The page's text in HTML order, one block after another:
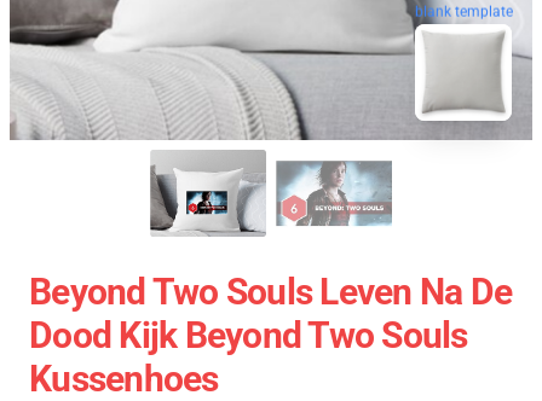
blank template
Beyond Two Souls Leven Na De
Dood Kijk Beyond Two Souls
Kussenhoes